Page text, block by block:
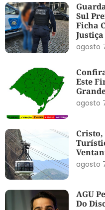
Sul
Ficha
agosto
Este
agosto
Cristo,
agosto
AGU
Do